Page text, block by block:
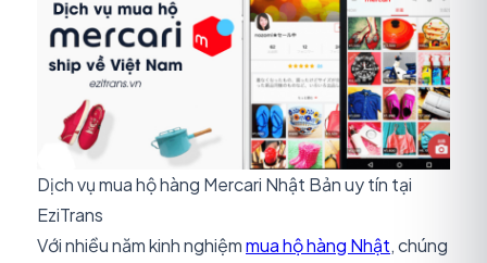
Dịch vụ mua hộ hàng Mercari Nhật Bản uy tín tại
EziTrans
Với nhiều năm kinh nghiệmmua hộ hàng Nhật, chúng